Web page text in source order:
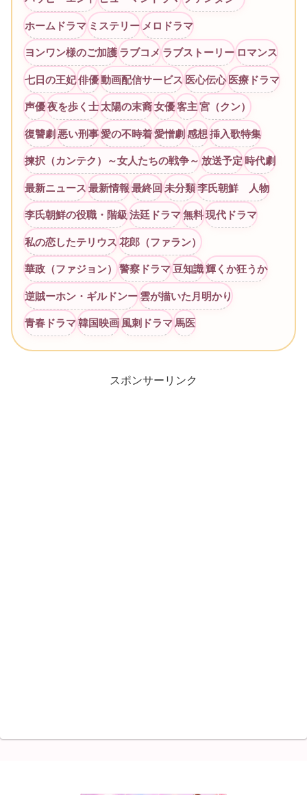
ホームドラマ ミステリー メロドラマ
ヨンワン様のご加護 ラブコメ ラブストーリー ロマンス
七日の王妃 俳優 動画配信サービス 医心伝心 医療ドラマ
声優 夜を歩く士 太陽の末裔 女優 客主 宮（クン）
復讐劇 悪い刑事 愛の不時着 愛憎劇 感想 挿入歌特集
揀択（カンテク）～女人たちの戦争～ 放送予定 時代劇
最新ニュース 最新情報 最終回 未分類 李氏朝鮮 人物
李氏朝鮮の役職・階級 法廷ドラマ 無料 現代ドラマ
私の恋したテリウス 花郎（ファラン）
華政（ファジョン） 警察ドラマ 豆知識 輝くか狂うか
逆賊ーホン・ギルドンー 雲が描いた月明かり
青春ドラマ 韓国映画 風刺ドラマ 馬医
スポンサーリンク